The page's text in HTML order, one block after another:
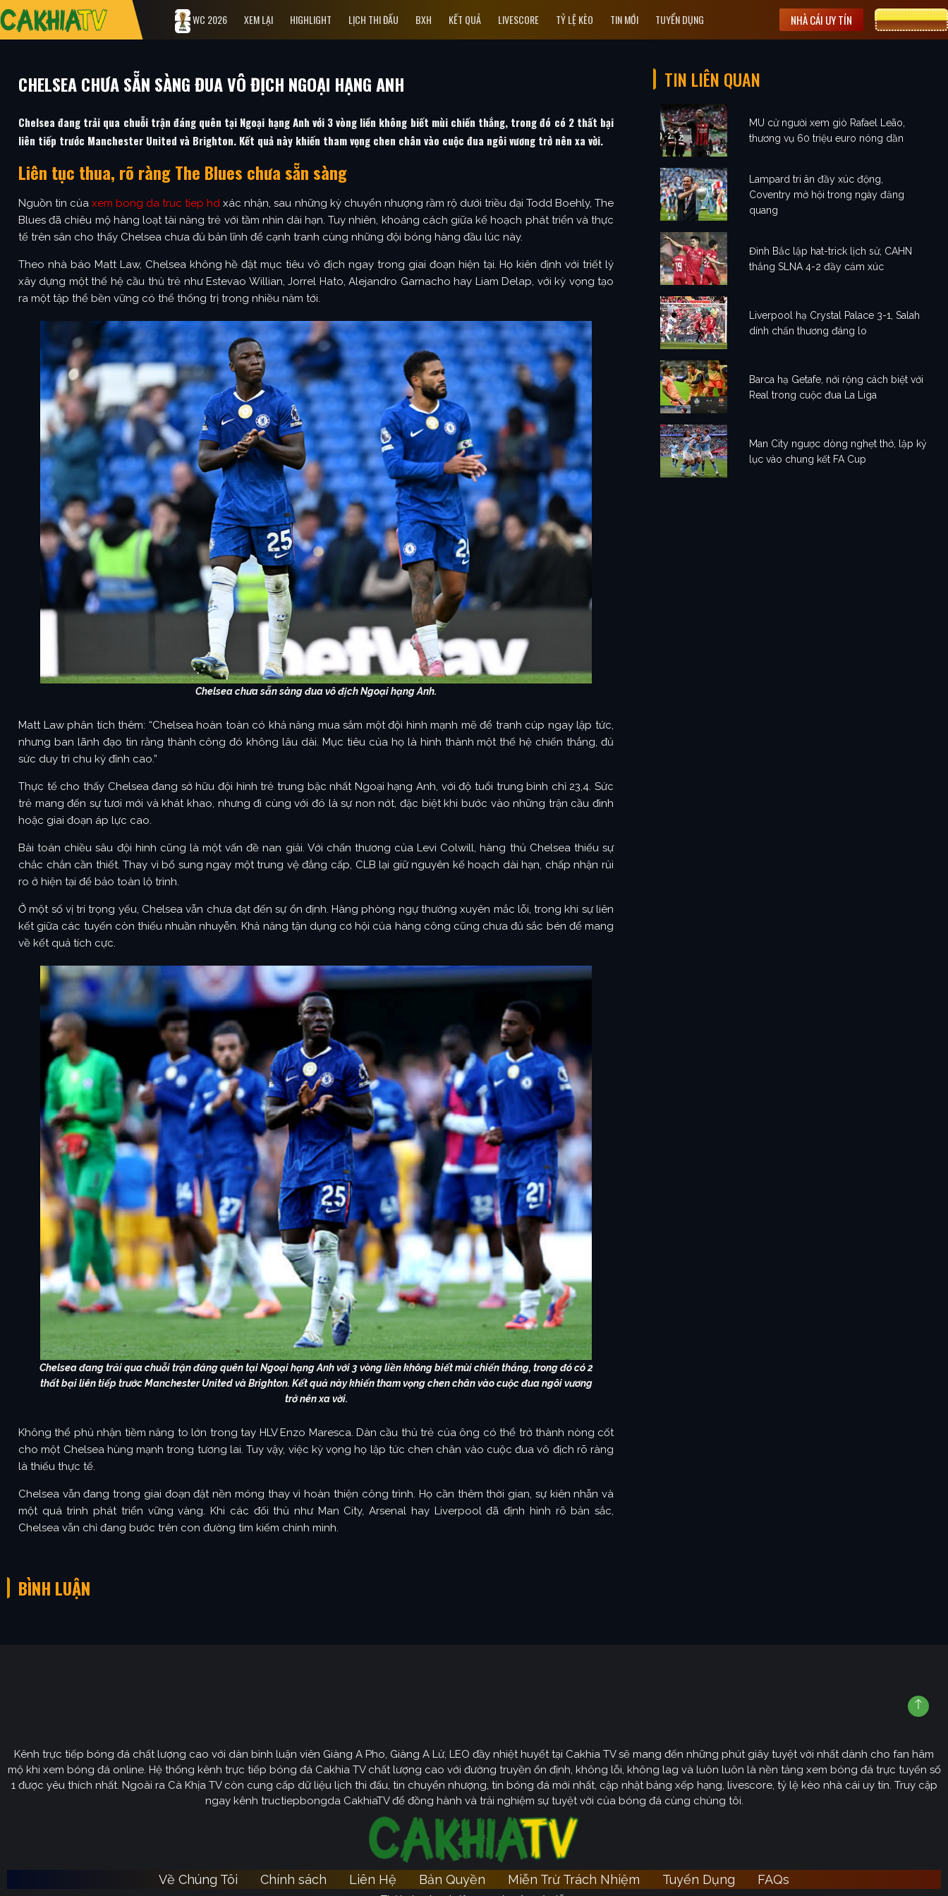
NHÀ CÁI UY TÍN CƯỢC 8XBET
WC 2026 XEM LẠI HIGHLIGHT LỊCH THI ĐẤU BXH KẾT QUẢ LIVESCORE TỶ LỆ KÈO TIN MỚI TUYỂN DỤNG
CHELSEA CHƯA SẴN SÀNG ĐUA VÔ ĐỊCH NGOẠI HẠNG ANH
Chelsea đang trải qua chuỗi trận đáng quên tại Ngoại hạng Anh với 3 vòng liền không biết mùi chiến thắng, trong đó có 2 thất bại
liên tiếp trước Manchester United và Brighton. Kết quả này khiến tham vọng chen chân vào cuộc đua ngôi vương trở nên xa vời.
Liên tục thua, rõ ràng The Blues chưa sẵn sàng
Nguồn tin củaxem bong da truc tiep hd xác nhận, sau những kỳ chuyển nhượng rầm rộ dưới triều đại Todd Boehly, The
Blues đã chiêu mộ hàng loạt tài năng trẻ với tầm nhìn dài hạn. Tuy nhiên, khoảng cách giữa kế hoạch phát triển và thực
tế trên sân cho thấy Chelsea chưa đủ bản lĩnh để cạnh tranh cùng những đội bóng hàng đầu lúc này.
Theo nhà báo Matt Law, Chelsea không hề đặt mục tiêu vô địch ngay trong giai đoạn hiện tại. Họ kiên định với triết lý
xây dựng một thế hệ cầu thủ trẻ như Estevao Willian, Jorrel Hato, Alejandro Garnacho hay Liam Delap, với kỳ vọng tạo
ra một tập thể bền vững có thể thống trị trong nhiều năm tới.
Chelsea chưa sẵn sàng đua vô địch Ngoại hạng Anh.
Matt Law phân tích thêm: “Chelsea hoàn toàn có khả năng mua sắm một đội hình mạnh mẽ để tranh cúp ngay lập tức,
nhưng ban lãnh đạo tin rằng thành công đó không lâu dài. Mục tiêu của họ là hình thành một thế hệ chiến thắng, đủ
sức duy trì chu kỳ đỉnh cao.”
Thực tế cho thấy Chelsea đang sở hữu đội hình trẻ trung bậc nhất Ngoại hạng Anh, với độ tuổi trung bình chỉ 23,4. Sức
trẻ mang đến sự tươi mới và khát khao, nhưng đi cùng với đó là sự non nớt, đặc biệt khi bước vào những trận cầu đinh
hoặc giai đoạn áp lực cao.
Bài toán chiều sâu đội hình cũng là một vấn đề nan giải. Với chấn thương của Levi Colwill, hàng thủ Chelsea thiếu sự
chắc chắn cần thiết. Thay vì bổ sung ngay một trung vệ đẳng cấp, CLB lại giữ nguyên kế hoạch dài hạn, chấp nhận rủi
ro ở hiện tại để bảo toàn lộ trình.
Ở một số vị trí trọng yếu, Chelsea vẫn chưa đạt đến sự ổn định. Hàng phòng ngự thường xuyên mắc lỗi, trong khi sự liên
kết giữa các tuyến còn thiếu nhuần nhuyễn. Khả năng tận dụng cơ hội của hàng công cũng chưa đủ sắc bén để mang
về kết quả tích cực.
Chelsea đang trải qua chuỗi trận đáng quên tại Ngoại hạng Anh với 3 vòng liền không biết mùi chiến thắng, trong đó có 2
thất bại liên tiếp trước Manchester United và Brighton. Kết quả này khiến tham vọng chen chân vào cuộc đua ngôi vương
trở nên xa vời.
Không thể phủ nhận tiềm năng to lớn trong tay HLV Enzo Maresca. Dàn cầu thủ trẻ của ông có thể trở thành nòng cốt
cho một Chelsea hùng mạnh trong tương lai. Tuy vậy, việc kỳ vọng họ lập tức chen chân vào cuộc đua vô địch rõ ràng
là thiếu thực tế.
Chelsea vẫn đang trong giai đoạn đặt nền móng thay vì hoàn thiện công trình. Họ cần thêm thời gian, sự kiên nhẫn và
một quá trình phát triển vững vàng. Khi các đối thủ như Man City, Arsenal hay Liverpool đã định hình rõ bản sắc,
Chelsea vẫn chỉ đang bước trên con đường tìm kiếm chính mình.
BÌNH LUẬN
TIN LIÊN QUAN
MU cử người xem giò Rafael Leão,
thương vụ 60 triệu euro nóng dần
Lampard tri ân đầy xúc động,
Coventry mở hội trong ngày đăng
quang
Đình Bắc lập hat-trick lịch sử, CAHN
thắng SLNA 4-2 đầy cảm xúc
Liverpool hạ Crystal Palace 3-1, Salah
dính chấn thương đáng lo
Barca hạ Getafe, nới rộng cách biệt với
Real trong cuộc đua La Liga
Man City ngược dòng nghẹt thở, lập kỷ
lục vào chung kết FA Cup
Kênh trực tiếp bóng đá chất lượng cao với dàn bình luận viên Giàng A Pho, Giàng A Lử, LEO đầy nhiệt huyết tại Cakhia TV sẽ mang đến những phút giây tuyệt vời nhất dành cho fan hâm
mộ khi xem bóng đá online. Hệ thống kênh trực tiếp bóng đá Cakhia TV chất lượng cao với đường truyền ổn định, không lỗi, không lag và luôn luôn là nền tảng xem bóng đá trực tuyến số
1 được yêu thích nhất. Ngoài ra Cà Khịa TV còn cung cấp dữ liệu lịch thi đấu, tin chuyển nhượng, tin bóng đá mới nhất, cập nhật bảng xếp hạng, livescore, tỷ lệ kèo nhà cái uy tín. Truy cập
ngay kênh tructiepbongda CakhiaTV để đồng hành và trải nghiệm sự tuyệt vời của bóng đá cùng chúng tôi.
Về Chúng Tôi Chính sách Liên Hệ Bản Quyền Miễn Trừ Trách Nhiệm Tuyển Dụng FAQs